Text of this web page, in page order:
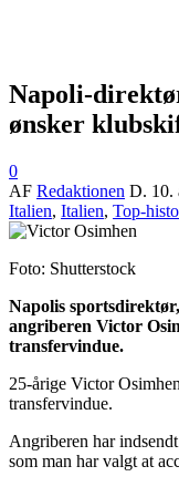
Napoli-
ønsker
0
AF Redaktionen D. 10.
Italien, Italien, Top-
Foto: Shutterstock
Napolis
angriberen Victor
transfervindue.
25-årige Victor
transfervindue.
Angriberen har
som man har valgt at